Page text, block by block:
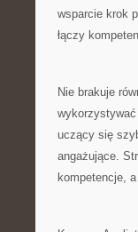
wsparcie krok
łączy
Nie brakuje
uczący się
angażujące.
kompetencje,